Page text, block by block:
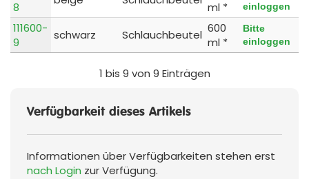
Verfügbarkeit dieses Artikels
Informationen über Verfügbarkeiten stehen erst
nach Login zur Verfügung.
8
ml *
einloggen
111600-
9
schwarz Schlauchbeutel 600
ml *
Bitte
einloggen
1 bis 9 von 9 Einträgen